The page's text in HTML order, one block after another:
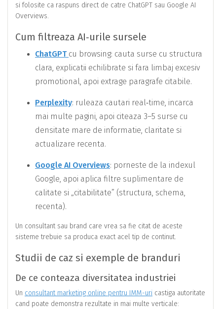
si folosite ca raspuns direct de catre ChatGPT sau Google AI
Overviews.
Cum filtreaza AI‑urile sursele
ChatGPT cu browsing: cauta surse cu structura
clara, explicatii echilibrate si fara limbaj excesiv
promotional, apoi extrage paragrafe citabile.
Perplexity: ruleaza cautari real‑time, incarca
mai multe pagini, apoi citeaza 3–5 surse cu
densitate mare de informatie, claritate si
actualizare recenta.
Google AI Overviews: porneste de la indexul
Google, apoi aplica filtre suplimentare de
calitate si „citabilitate” (structura, schema,
recenta).
Un consultant sau brand care vrea sa fie citat de aceste
sisteme trebuie sa produca exact acel tip de continut.
Studii de caz si exemple de branduri
De ce conteaza diversitatea industriei
Un consultant marketing online pentru IMM-uri castiga autoritate
cand poate demonstra rezultate in mai multe verticale: